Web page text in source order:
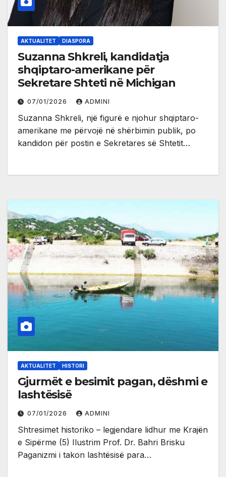
AKTUALITET DIASPORA
Suzanna Shkreli, kandidatja
shqiptaro-amerikane për
Sekretare Shteti në Michigan
07/01/2026 ADMINI
Suzanna Shkreli, një figurë e njohur shqiptaro-
amerikane me përvojë në shërbimin publik, po
kandidon për postin e Sekretares së Shtetit…
AKTUALITET HISTORI
Gjurmët e besimit pagan, dëshmi e
lashtësisë
07/01/2026 ADMINI
Shtresimet historiko – legjendare lidhur me Krajën
e Sipërme (5) Ilustrim Prof. Dr. Bahri Brisku
Paganizmi i takon lashtësisë para…